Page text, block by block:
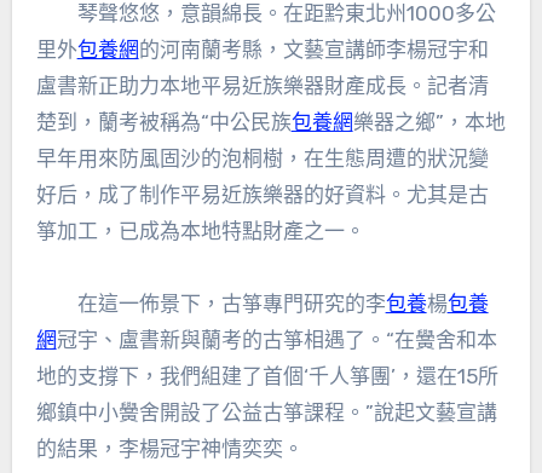
琴聲悠悠，意韻綿長。在距黔東北州1000多公
里外包養網的河南蘭考縣，文藝宣講師李楊冠宇和
盧書新正助力本地平易近族樂器財產成長。記者清
楚到，蘭考被稱為“中公民族包養網樂器之鄉”，本地
早年用來防風固沙的泡桐樹，在生態周遭的狀況變
好后，成了制作平易近族樂器的好資料。尤其是古
箏加工，已成為本地特點財產之一。
在這一佈景下，古箏專門研究的李包養楊包養
網冠宇、盧書新與蘭考的古箏相遇了。“在黌舍和本
地的支撐下，我們組建了首個‘千人箏團’，還在15所
鄉鎮中小黌舍開設了公益古箏課程。”說起文藝宣講
的結果，李楊冠宇神情奕奕。